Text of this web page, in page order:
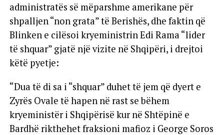
administratës së mëparshme amerikane për
shpalljen “non grata” të Berishës, dhe faktin që
Blinken e cilësoi kryeministrin Edi Rama “lider
të shquar” gjatë një vizite në Shqipëri, i drejtoi
këtë pyetje:
“Dua të di sa i “shquar” duhet të jem që dyert e
Zyrës Ovale të hapen në rast se bëhem
kryeministër i Shqipërisë kur në Shtëpinë e
Bardhë rikthehet fraksioni mafioz i George Soros